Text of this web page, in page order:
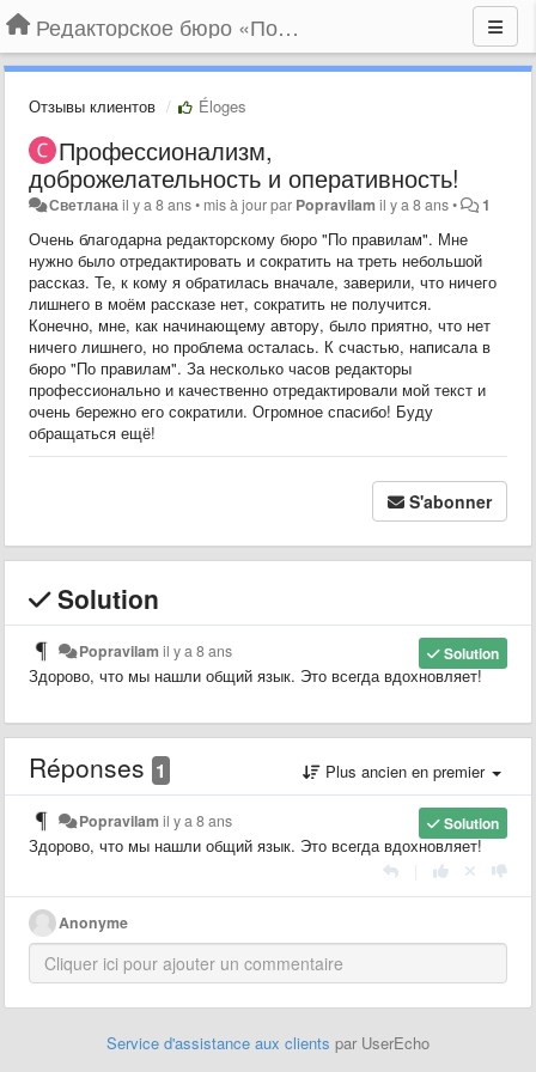
Редакторское бюро «По правилам»
Отзывы клиентов Éloges
Профессионализм,
доброжелательность и оперативность!
Светланаil y a 8 ans• mis à jour par Popravilam il y a 8 ans• 1
Очень благодарна редакторскому бюро "По правилам". Мне
нужно было отредактировать и сократить на треть небольшой
рассказ. Те, к кому я обратилась вначале, заверили, что ничего
лишнего в моём рассказе нет, сократить не получится.
Конечно, мне, как начинающему автору, было приятно, что нет
ничего лишнего, но проблема осталась. К счастью, написала в
бюро "По правилам". За несколько часов редакторы
профессионально и качественно отредактировали мой текст и
очень бережно его сократили. Огромное спасибо! Буду
обращаться ещё!
S'abonner
Solution
Solution
Popravilam il y a 8 ans
Здорово, что мы нашли общий язык. Это всегда вдохновляет!
Réponses 1 Plus ancien en premier
Solution
Popravilam il y a 8 ans
Здорово, что мы нашли общий язык. Это всегда вдохновляет!
Anonyme
Service d'assistance aux clients par UserEcho